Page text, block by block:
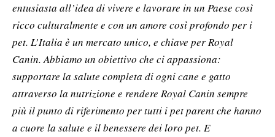
entusiasta all’idea di vivere e lavorare in un Paese così
ricco culturalmente e con un amore così profondo per i
pet. L’Italia è un mercato unico, e chiave per Royal
Canin. Abbiamo un obiettivo che ci appassiona:
supportare la salute completa di ogni cane e gatto
attraverso la nutrizione e rendere Royal Canin sempre
più il punto di riferimento per tutti i pet parent che hanno
a cuore la salute e il benessere dei loro pet. E